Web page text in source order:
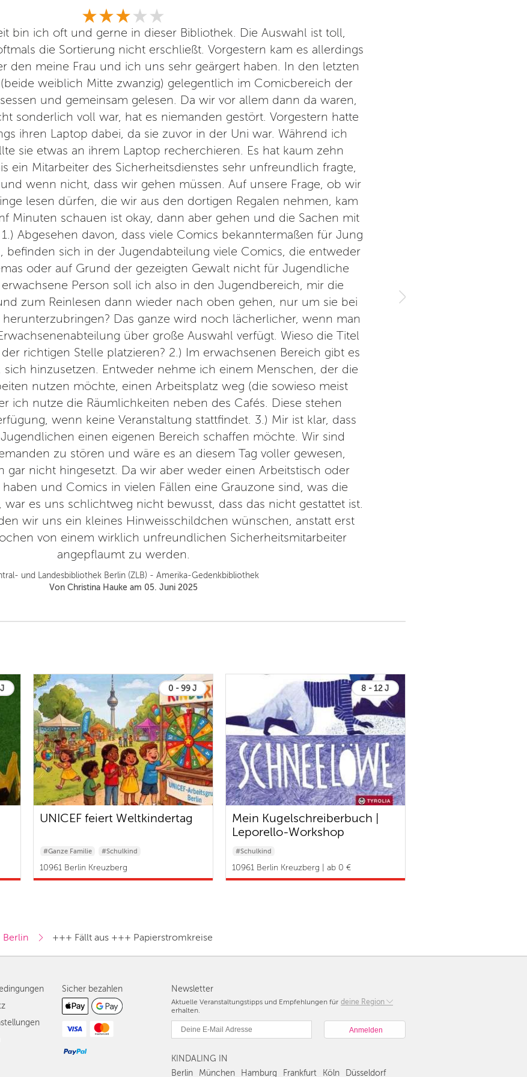
bin ich oft und gerne in dieser Bibliothek. Die Auswahl ist toll,
die Sortierung nicht erschließt. Vorgestern kam es allerdings
den meine Frau und ich uns sehr geärgert haben. In den letzten
weiblich Mitte zwanzig) gelegentlich im Comicbereich der
und gemeinsam gelesen. Da wir vor allem dann da waren,
sonderlich voll war, hat es niemanden gestört. Vorgestern hatte
ihren Laptop dabei, da sie zuvor in der Uni war. Während ich
sie etwas an ihrem Laptop recherchieren. Es hat kaum zehn
ein Mitarbeiter des Sicherheitsdienstes sehr unfreundlich fragte,
wenn nicht, dass wir gehen müssen. Auf unsere Frage, ob wir
lesen dürfen, die wir aus den dortigen Regalen nehmen, kam
Minuten schauen ist okay, dann aber gehen und die Sachen mit
Abgesehen davon, dass viele Comics bekanntermaßen für Jung
befinden sich in der Jugendabteilung viele Comics, die entweder
oder auf Grund der gezeigten Gewalt nicht für Jugendliche
Person soll ich also in den Jugendbereich, mir die
zum Reinlesen dann wieder nach oben gehen, nur um sie bei
Das ganze wird noch lächerlicher, wenn man
über große Auswahl verfügt. Wieso die Titel
richtigen Stelle platzieren? 2.) Im erwachsenen Bereich gibt es
sich hinzusetzen. Entweder nehme ich einem Menschen, der die
nutzen möchte, einen Arbeitsplatz weg (die sowieso meist
ich nutze die Räumlichkeiten neben des Cafés. Diese stehen
wenn keine Veranstaltung stattfindet. 3.) Mir ist klar, dass
einen eigenen Bereich schaffen möchte. Wir sind
zu stören und wäre es an diesem Tag voller gewesen,
gar nicht hingesetzt. Da wir aber weder einen Arbeitstisch oder
und Comics in vielen Fällen eine Grauzone sind, was die
war es uns schlichtweg nicht bewusst, dass das nicht gestattet ist.
wir uns ein kleines Hinweisschildchen wünschen, anstatt erst
von einem wirklich unfreundlichen Sicherheitsmitarbeiter
angepflaumt zu werden.
und Landesbibliothek Berlin (ZLB) - Amerika-Gedenkbibliothek
Von Christina Hauke am 05. Juni 2025
0 - 99 J
UNICEF feiert Weltkindertag
#Ganze Familie
#Schulkind
#Baby & Kleinkind
10961 Berlin Kreuzberg
8 - 12 J
Mein Kugelschreiberbuch |
Leporello-Workshop
#Schulkind
10961 Berlin Kreuzberg | ab 0 €
Berlin +++ Fällt aus +++ Papierstromkreise
Newsletter
Aktuelle Veranstaltungstipps und Empfehlungen für deine Region
Berlin
Hamburg
Düsseldorf
erhalten.
KINDALING IN
Berlin
München Hamburg Frankfurt Köln Düsseldorf
Sicher bezahlen